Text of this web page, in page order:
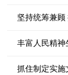
坚持统筹兼
丰富人民精神
抓住制定实施